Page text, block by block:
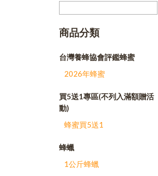
商品分類
台灣養蜂協會評鑑蜂蜜
2026年蜂蜜
買5送1專區(不列入滿額贈活
動)
蜂蜜買5送1
蜂蠟
1公斤蜂蠟